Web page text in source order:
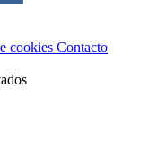
cookies Contacto